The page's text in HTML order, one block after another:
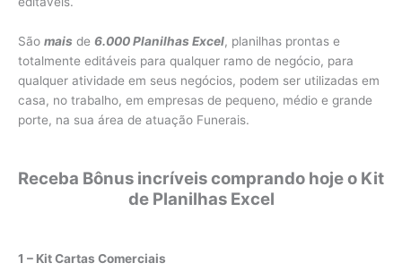
São mais de 6.000 Planilhas Excel, planilhas prontas e
totalmente editáveis para qualquer ramo de negócio, para
qualquer atividade em seus negócios, podem ser utilizadas em
casa, no trabalho, em empresas de pequeno, médio e grande
porte, na sua área de atuação Funerais.
Receba Bônus incríveis comprando hoje o Kit
de Planilhas Excel
1 – Kit Cartas Comerciais